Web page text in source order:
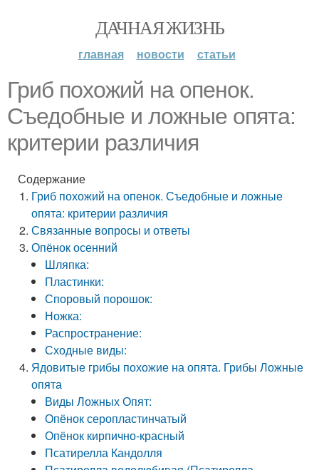
ДАЧНАЯ ЖИЗНЬ
главная новости статьи
Гриб похожий на опенок.
Съедобные и ложные опята:
критерии различия
Содержание
Гриб похожий на опенок. Съедобные и ложные
опята: критерии различия
Связанные вопросы и ответы
Опёнок осенний
Шляпка:
Пластинки:
Споровый порошок:
Ножка:
Распространение:
Сходные виды:
Ядовитые грибы похожие на опята. Грибы Ложные
опята
Виды Ложных Опят:
Опёнок серопластинчатый
Опёнок кирпично-красный
Псатирелла Кандолля